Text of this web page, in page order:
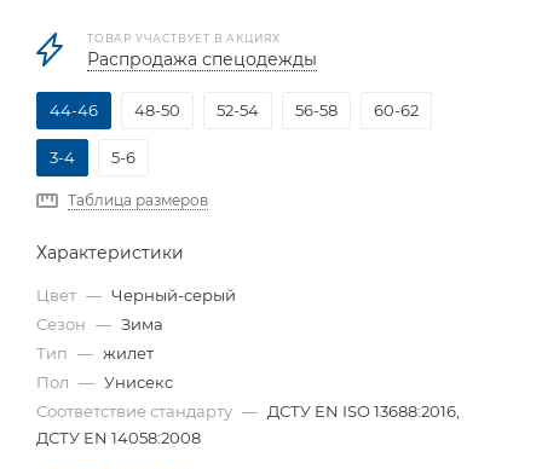
ТОВАР УЧАСТВУЕТ В АКЦИЯХ
Распродажа спецодежды
44-46 48-50 52-54 56-58 60-62
3-4 5-6
Таблица размеров
Характеристики
Цвет — Черный-серый
Сезон — Зима
Тип — жилет
Пол — Унисекс
Соответствие стандарту — ДСТУ EN ISO 13688:2016,
ДСТУ EN 14058:2008